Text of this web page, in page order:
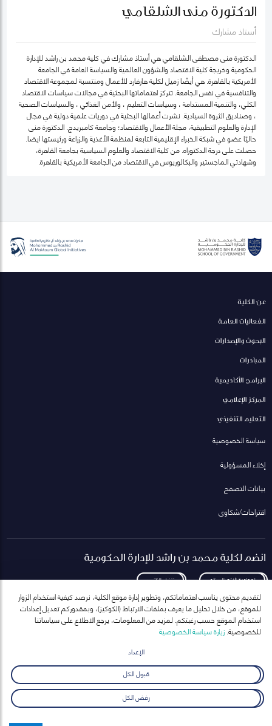
الدكتورة منى الشلقامي
أستاذ مشارك
الدكتورة منى مصطفى الشلقامي هي أستاذ مشارك في كلية محمد بن راشد للإدارة
الحكومية وخريجة كلية الاقتصاد والشؤون العالمية والسياسة العامة في الجامعة
الأمريكية بالقاهرة. هي أيضًا زميل لكلية هارفارد للأعمال ومنتسبة لمجموعة الاقتصاد
والتنافسية في نفس الجامعة. تتركز اهتماماتها البحثية في مجالات سياسات الاقتصاد
الكلي، والتنمية المستدامة ، وسياسات التعليم ، والأمن الغذائي ، والسياسات الصحية
، وصناديق الثروة السيادية. نشرت أعمالها البحثية في دوريات علمية دولية في مجال
الإدارة والعلوم التطبيقية، مجلة الأعمال والاقتصاد؛ وجامعة كامبريدج. الدكتورة منى
حاليًا عضو في شبكة الخبراء الإقليمية التابعة لمنظمة الأغذية والزراعة ورئيستها ايضا.
حصلت على درجة الدكتوراه. من كلية الاقتصاد والعلوم السياسية بجامعة القاهرة،
وشهادتي الماجستير والبكالوريوس في الاقتصاد من الجامعة الأمريكية بالقاهرة.
عن الكلية
الفعاليات العامة
البحوث والإصدارات
المبادرات
البرامج الأكاديمية
المركز الإعلامي
التعليم التنفيذي
سياسة الخصوصية
إخلاء المسؤولية
بيانات التصفح
اقتراحات/شكاوى
انضم لكلية محمد بن راشد للإدارة الحكومية
لمعاودة الاتصال بكم تنزيل الكتيب
انضم إلى قائمة مراسلاتنا
ارسال
لتقديم محتوى يناسب اهتماماتكم، وتطوير إدارة موقع الكلية، نرصد كيفية استخدام الزوار
للموقع، من خلال تحليل ما يعرف بملفات الارتباط (الكوكيز)، وبمقدوركم تعديل إعدادات
استخدام الموقع حسب رغبتكم. لمزيد من المعلومات، يرجع الاطلاع على سياساتنا
للخصوصية.زيارة سياسة الخصوصية
الإعداد
قبول الكل
رفض الكل